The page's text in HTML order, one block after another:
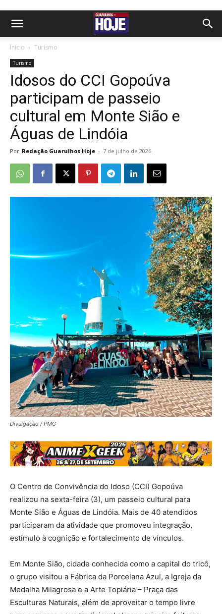
Início Turismo
Turismo
Idosos do CCI Gopoúva
participam de passeio
cultural em Monte Sião e
Águas de Lindóia
Por Redação Guarulhos Hoje - 7 de julho de 2026
Divulgação / PMG
O Centro de Convivência do Idoso (CCI) Gopoúva
realizou na sexta-feira (3), um passeio cultural para
Monte Sião e Águas de Lindóia. Mais de 40 atendidos
participaram da atividade que promoveu integração,
estímulo à cognição e fortalecimento de vínculos.
Em Monte Sião, cidade conhecida como a capital do tricô,
o grupo visitou a Fábrica da Porcelana Azul, a Igreja da
Medalha Milagrosa e a Arte Topiária – Praça das
Esculturas Naturais, além de aproveitar o tempo livre